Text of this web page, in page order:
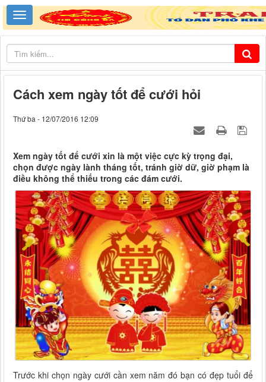
Cách xem ngày tốt để cưới hỏi
Thứ ba - 12/07/2016 12:09
Xem ngày tốt để cưới xin là một việc cực kỳ trọng đại,
chọn được ngày lành tháng tốt, tránh giờ dữ, giờ phạm là
điều không thể thiếu trong các đám cưới.
Trước khi chọn ngày cưới cần xem năm đó bạn có đẹp tuổi để